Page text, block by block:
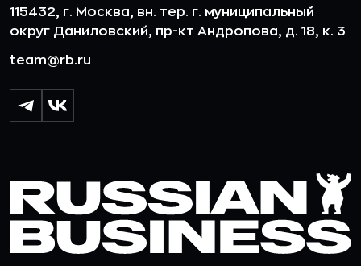
115432, г. Москва, вн. тер. г. муниципальный
округ Даниловский, пр-кт Андропова, д. 18, к. 3
team@rb.ru